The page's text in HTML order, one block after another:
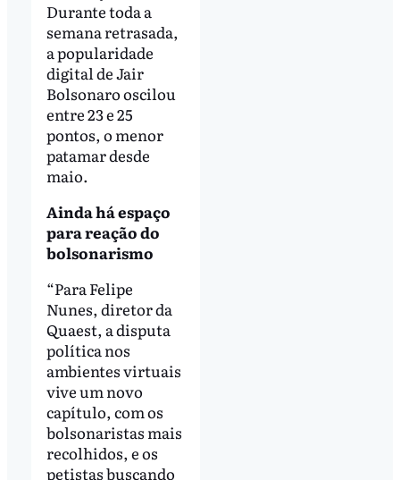
Durante toda a
semana retrasada,
a popularidade
digital de Jair
Bolsonaro oscilou
entre 23 e 25
pontos, o menor
patamar desde
maio.
Ainda há espaço
para reação do
bolsonarismo
“Para Felipe
Nunes, diretor da
Quaest, a disputa
política nos
ambientes virtuais
vive um novo
capítulo, com os
bolsonaristas mais
recolhidos, e os
petistas buscando